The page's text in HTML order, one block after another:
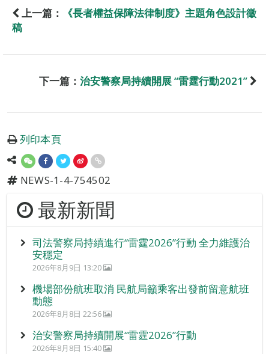
上一篇：
《長者權益保障法律制度》主題角色設計徵
稿
下一篇： 治安警察局持續開展 “雷霆行動2021”
列印本頁
NEWS-1-4-754502
最新新聞
司法警察局持續進行“雷霆2026”行動 全力維護治
安穩定
2026年8月9日 13:20
機場部份航班取消 民航局籲乘客出發前留意航班
動態
2026年8月8日 22:56
治安警察局持續開展“雷霆2026”行動
2026年8月8日 15:40